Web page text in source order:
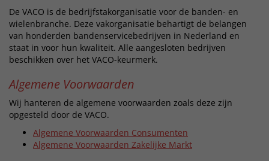
De VACO is de bedrijfstakorganisatie voor de banden- en
wielenbranche. Deze vakorganisatie behartigt de belangen
van honderden bandenservicebedrijven in Nederland en
staat in voor hun kwaliteit. Alle aangesloten bedrijven
beschikken over het VACO-keurmerk.
Algemene Voorwaarden
Wij hanteren de algemene voorwaarden zoals deze zijn
opgesteld door de VACO.
Algemene Voorwaarden Consumenten
Algemene Voorwaarden Zakelijke Markt